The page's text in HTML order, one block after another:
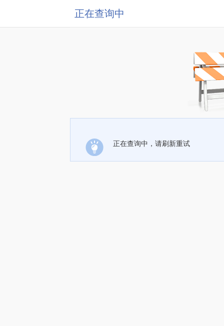
正在查询中
正在查询中，请刷新重试